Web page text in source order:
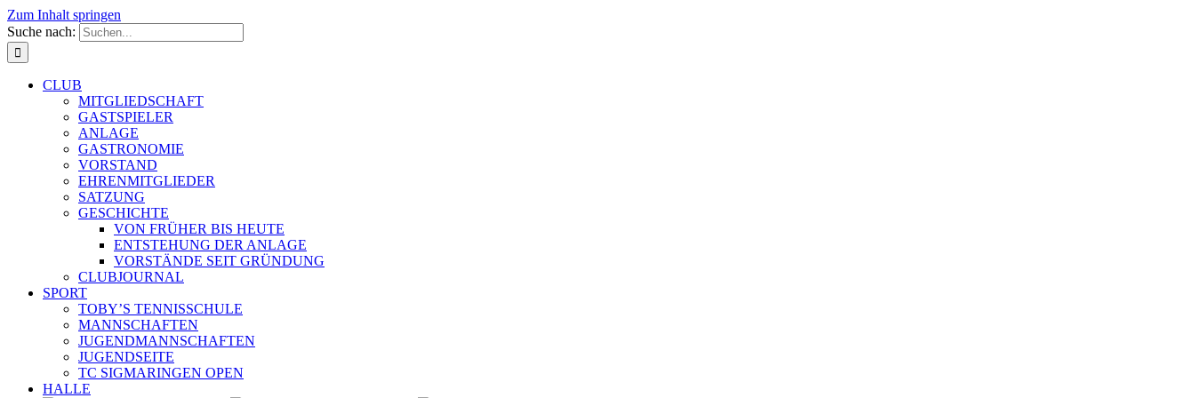
Zum Inhalt springen
Suche nach:
CLUB
MITGLIEDSCHAFT
GASTSPIELER
ANLAGE
GASTRONOMIE
VORSTAND
EHRENMITGLIEDER
SATZUNG
GESCHICHTE
VON FRÜHER BIS HEUTE
ENTSTEHUNG DER ANLAGE
VORSTÄNDE SEIT GRÜNDUNG
CLUBJOURNAL
SPORT
TOBY’S TENNISSCHULE
MANNSCHAFTEN
JUGENDMANNSCHAFTEN
JUGENDSEITE
TC SIGMARINGEN OPEN
HALLE